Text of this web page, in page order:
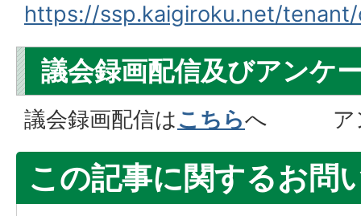
https://ssp.kaigiroku.net/
議会録画配信及びアンケ
議会録画配信はこちらへ アン
この記事に関するお問